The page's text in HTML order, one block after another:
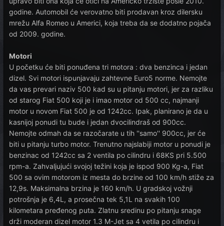
godine. Automobil će verovatno biti prodavan kroz dilersku
mrežu Alfa Romeo u Americi, koja treba da se dodatno pojača
od 2009. godine.
Motori
U početku će biti ponuđena tri motora : dva benzinca i jedan
dizel. Svi motori ispunjavaju zahtevne Euro5 norme. Nemojte
da vas prevari naziv 500 kad su u pitanju motori, jer za razliku
od starog Fiat 500 koji je i imao motor od 500 cc, najmanji
motor u novom Fiat 500 je od 1242cc. Ipak, planirano je da u
kasnijoj ponudi tu bude i jedan dvocilindraš od 900cc.
Nemojte odmah da se razočarate u tih ''samo'' 900cc, jer će
biti u pitanju turbo motor. Trenutno najslabiji motor u ponudi je
benzinac od 1242cc sa 2 ventila po cilindru i 68KS pri 5.500
rpm-a. Zahvaljujući svojoj težini koja je ispod 900 Kg-a, Fiat
500 sa ovim motorom iz mesta do brzine od 100 km/h stiže za
12,9s. Maksimalna brzina je 160 km/h. U gradskoj vožnji
potrošnja je 6,4L, a prosečna tek 5,1L na svakih 100
kilometara pređenog puta. Zlatnu sredinu po pitanju snage
drži moderan dizel motor 1.3 M-Jet sa 4 vetila po cilindru i